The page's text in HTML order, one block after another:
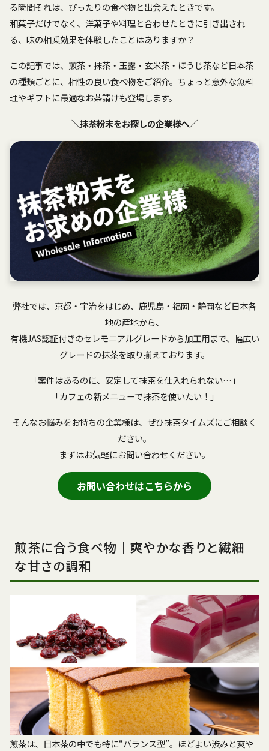
る瞬間――それは、ぴったりの食べ物と出会えたときです。
和菓子だけでなく、洋菓子や料理と合わせたときに引き出され
る、味の相乗効果を体験したことはありますか？
この記事では、煎茶・抹茶・玉露・玄米茶・ほうじ茶など日本茶
の種類ごとに、相性の良い食べ物をご紹介。ちょっと意外な魚料
理やギフトに最適なお茶請けも登場します。
＼抹茶粉末をお探しの企業様へ／
弊社では、京都・宇治をはじめ、鹿児島・福岡・静岡など日本各
地の産地から、
有機JAS認証付きのセレモニアルグレードから加工用まで、幅広い
グレードの抹茶を取り揃えております。
「案件はあるのに、安定して抹茶を仕入れられない…」
「カフェの新メニューで抹茶を使いたい！」
そんなお悩みをお持ちの企業様は、ぜひ抹茶タイムズにご相談く
ださい。
まずはお気軽にお問い合わせください。
お問い合わせはこちらから
煎茶に合う食べ物｜爽やかな香りと繊細
な甘さの調和
煎茶は、日本茶の中でも特に“バランス型”。ほどよい渋みと爽や